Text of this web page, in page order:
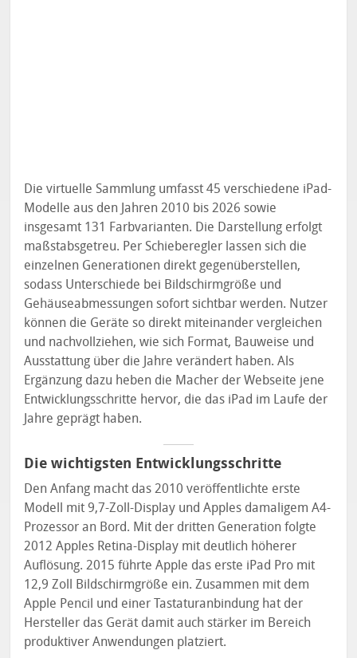
Die virtuelle Sammlung umfasst 45 verschiedene iPad-
Modelle aus den Jahren 2010 bis 2026 sowie
insgesamt 131 Farbvarianten. Die Darstellung erfolgt
maßstabsgetreu. Per Schieberegler lassen sich die
einzelnen Generationen direkt gegenüberstellen,
sodass Unterschiede bei Bildschirmgröße und
Gehäuseabmessungen sofort sichtbar werden. Nutzer
können die Geräte so direkt miteinander vergleichen
und nachvollziehen, wie sich Format, Bauweise und
Ausstattung über die Jahre verändert haben. Als
Ergänzung dazu heben die Macher der Webseite jene
Entwicklungsschritte hervor, die das iPad im Laufe der
Jahre geprägt haben.
Die wichtigsten Entwicklungsschritte
Den Anfang macht das 2010 veröffentlichte erste
Modell mit 9,7-Zoll-Display und Apples damaligem A4-
Prozessor an Bord. Mit der dritten Generation folgte
2012 Apples Retina-Display mit deutlich höherer
Auflösung. 2015 führte Apple das erste iPad Pro mit
12,9 Zoll Bildschirmgröße ein. Zusammen mit dem
Apple Pencil und einer Tastaturanbindung hat der
Hersteller das Gerät damit auch stärker im Bereich
produktiver Anwendungen platziert.